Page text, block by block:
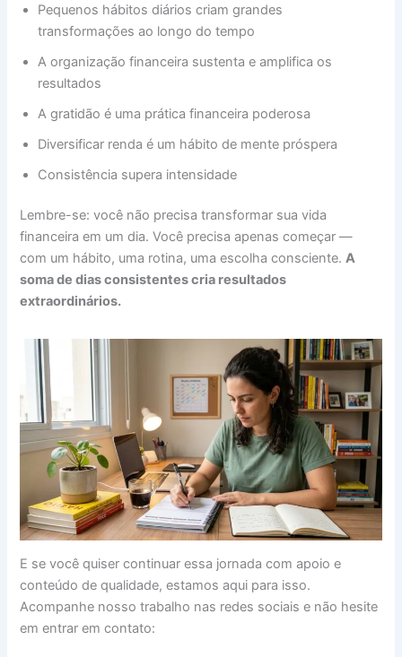
Pequenos hábitos diários criam grandes
transformações ao longo do tempo
A organização financeira sustenta e amplifica os
resultados
A gratidão é uma prática financeira poderosa
Diversificar renda é um hábito de mente próspera
Consistência supera intensidade
Lembre-se: você não precisa transformar sua vida
financeira em um dia. Você precisa apenas começar —
com um hábito, uma rotina, uma escolha consciente.A
soma de dias consistentes cria resultados
extraordinários.
E se você quiser continuar essa jornada com apoio e
conteúdo de qualidade, estamos aqui para isso.
Acompanhe nosso trabalho nas redes sociais e não hesite
em entrar em contato: